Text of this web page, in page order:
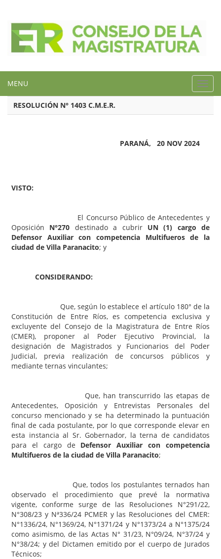
MENU
RESOLUCIÓN N° 1403 C.M.E.R.
PARANÁ, 20 NOV 2024
VISTO:
El Concurso Público de Antecedentes y
Oposición N°270 destinado a cubrirUN (1) cargo de
Defensor Auxiliar con competencia Multifueros de la
ciudad de Villa Paranacito; y
CONSIDERANDO:
Que, según lo establece el artículo 180° de la
Constitución de Entre Ríos, es competencia exclusiva y
excluyente del Consejo de la Magistratura de Entre Ríos
(CMER), proponer al Poder Ejecutivo Provincial, la
designación de Magistrados y Funcionarios del Poder
Judicial, previa realización de concursos públicos y
mediante ternas vinculantes;
Que, han transcurrido las etapas de
Antecedentes, Oposición y Entrevistas Personales del
concurso mencionado y se ha determinado la puntuación
final de cada postulante, por lo que corresponde elevar en
esta instancia al Sr. Gobernador, la terna de candidatos
para el cargo de Defensor Auxiliar con competencia
Multifueros de la ciudad de Villa Paranacito;
Que, todos los postulantes ternados han
observado el procedimiento que prevé la normativa
vigente, conforme surge de las Resoluciones N°291/22,
N°308/23 y Nª336/24 PCMER y las Resoluciones del CMER:
N°1336/24, N°1369/24, N°1371/24 y N°1373/24 a N°1375/24
como asimismo, de las Actas N° 31/23, N°09/24, N°37/24 y
N°38/24; y del Dictamen emitido por el cuerpo de Jurados
Técnicos;